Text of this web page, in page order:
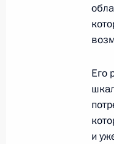
23
Его
и